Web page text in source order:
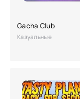
Gacha Club
Казуальные